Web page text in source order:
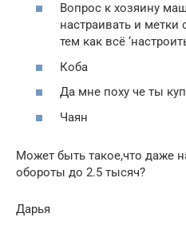
Вопрос к хозяину
настраивать и метки
тем как всё
Коба
Да мне поху че ты
Чаян
Может быть такое,что даже
обороты до 2.5 тысяч?
Дарья